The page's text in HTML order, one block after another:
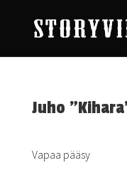
Juho
Vapaa pääsy